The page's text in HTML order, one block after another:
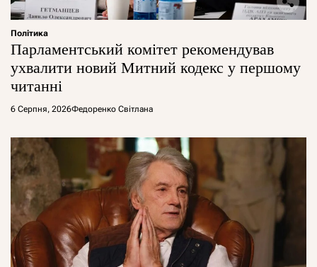
Політика
Парламентський комітет рекомендував
ухвалити новий Митний кодекс у першому
читанні
6 Серпня, 2026Федоренко Світлана